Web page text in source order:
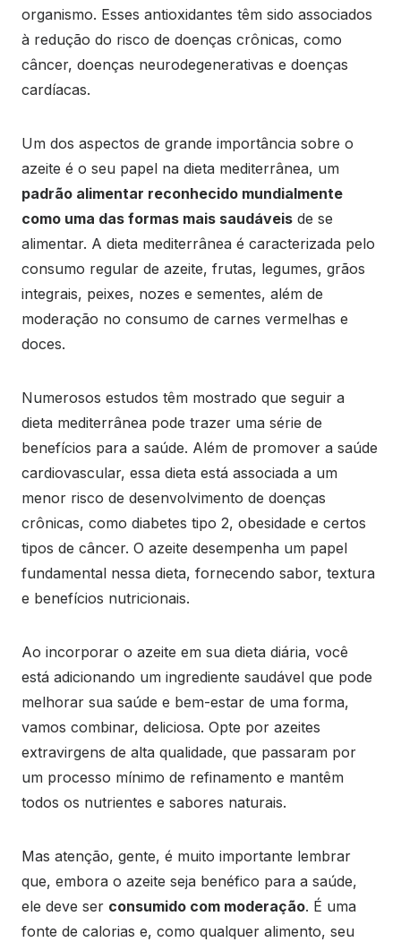
organismo. Esses antioxidantes têm sido associados
à redução do risco de doenças crônicas, como
câncer, doenças neurodegenerativas e doenças
cardíacas.
Um dos aspectos de grande importância sobre o
azeite é o seu papel na dieta mediterrânea, um
padrão alimentar reconhecido mundialmente
como uma das formas mais saudáveis de se
alimentar. A dieta mediterrânea é caracterizada pelo
consumo regular de azeite, frutas, legumes, grãos
integrais, peixes, nozes e sementes, além de
moderação no consumo de carnes vermelhas e
doces.
Numerosos estudos têm mostrado que seguir a
dieta mediterrânea pode trazer uma série de
benefícios para a saúde. Além de promover a saúde
cardiovascular, essa dieta está associada a um
menor risco de desenvolvimento de doenças
crônicas, como diabetes tipo 2, obesidade e certos
tipos de câncer. O azeite desempenha um papel
fundamental nessa dieta, fornecendo sabor, textura
e benefícios nutricionais.
Ao incorporar o azeite em sua dieta diária, você
está adicionando um ingrediente saudável que pode
melhorar sua saúde e bem-estar de uma forma,
vamos combinar, deliciosa. Opte por azeites
extravirgens de alta qualidade, que passaram por
um processo mínimo de refinamento e mantêm
todos os nutrientes e sabores naturais.
Mas atenção, gente, é muito importante lembrar
que, embora o azeite seja benéfico para a saúde,
ele deve ser consumido com moderação. É uma
fonte de calorias e, como qualquer alimento, seu